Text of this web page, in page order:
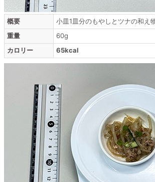
概要
小皿1皿分のもやしとツナの和え
重量
60g
カロリー
65kcal